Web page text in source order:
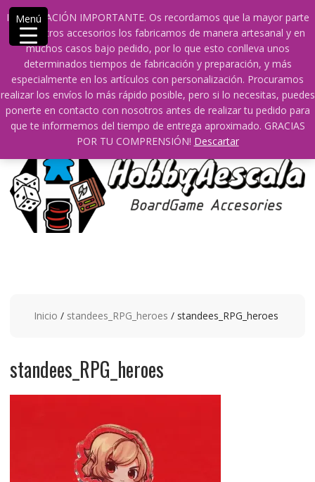
INFORMACIÓN IMPORTANTE. Os recordamos que la mayor parte
de nuestros accesorios los fabricamos de manera artesanal y en
muchos casos bajo pedido, por lo que esto conlleva unos
determinados tiempos de fabricación y preparación, y más
especialmente en los artículos con personalización. Procuramos
realizar los envíos lo más rápido posible, pero si lo necesitas, puedes
ponerte en contacto con nosotros antes de realizar tu pedido para
que te informemos del tiempo de entrega aproximado. GRACIAS
POR TU COMPRENSIÓN! Descartar
Saltar
contenido
609241475 SOLO DE 10:00 a 14:00
info@hobbyaescala.com
San Fernando de Henares
10:00 - 14:00
Mi cuenta
0 0
Inicio / standees_RPG_heroes / standees_RPG_heroes
standees_RPG_heroes
Menú